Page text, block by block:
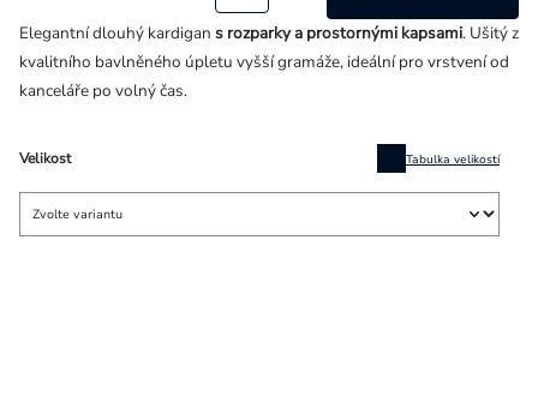
Velikost Tabulka velikostí
Elegantní dlouhý kardigan s rozparky a prostornými kapsami. Ušitý z
kvalitního bavlněného úpletu vyšší gramáže, ideální pro vrstvení od
kanceláře po volný čas.